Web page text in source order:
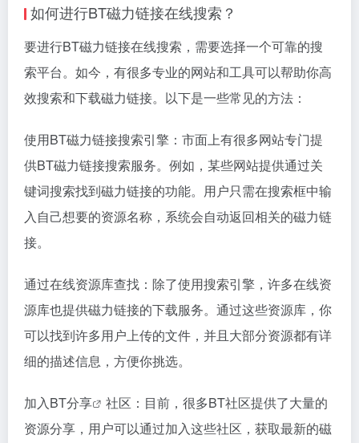
如何进行BT磁力链接在线搜索？
要进行BT磁力链接在线搜索，需要选择一个可靠的搜
索平台。如今，有很多专业的网站和工具可以帮助你高
效搜索和下载磁力链接。以下是一些常见的方法：
使用BT磁力链接搜索引擎：市面上有很多网站专门提
供BT磁力链接搜索服务。例如，某些网站提供通过关
键词搜索找到磁力链接的功能。用户只需在搜索框中输
入自己想要的资源名称，系统会自动返回相关的磁力链
接。
通过在线资源库查找：除了使用搜索引擎，许多在线资
源库也提供磁力链接的下载服务。通过这些资源库，你
可以找到许多用户上传的文件，并且大部分资源都有详
细的描述信息，方便你挑选。
加入BT分享
社区：目前，很多BT社区提供了大量的
资源分享，用户可以通过加入这些社区，获取最新的磁